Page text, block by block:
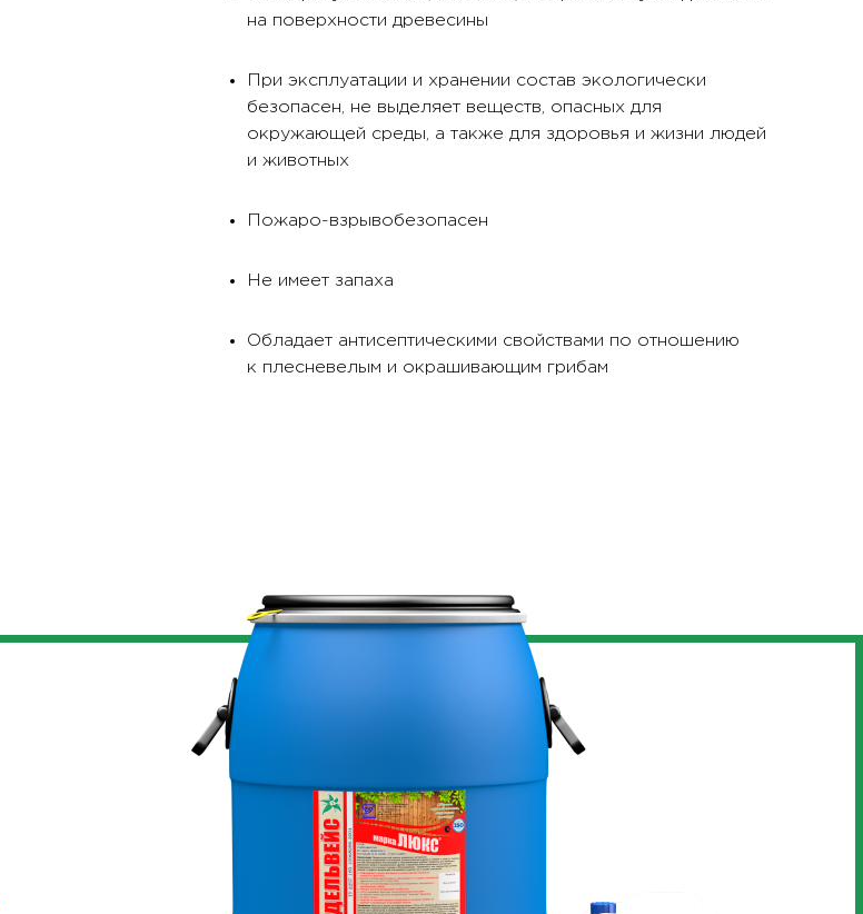
на поверхности древесины
При эксплуатации и хранении состав экологически
безопасен, не выделяет веществ, опасных для
окружающей среды, а также для здоровья и жизни людей
и животных
Пожаро-взрывобезопасен
Не имеет запаха
Обладает антисептическими свойствами по отношению
к плесневелым и окрашивающим грибам